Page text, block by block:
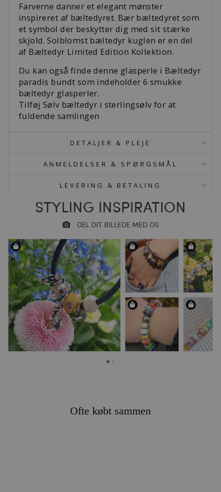
Farverne danner et elegant mønster
inspireret af bæltedyret. Bær bæltedyret som
et symbol der beskytter dig med sit stærke
skjold. Solblomst bæltedyr kuglen er en del
af Bæltedyr Limited Edition Kollektion.
Du kan også finde denne glasperle i Bæltedyr
paradis bundt som indeholder 6 smukke
bæltedyr glasperler.
Tilføj Sølv bæltedyr i sterlingsølv for at
fuldende samlingen
DETALJER & PLEJE
ANMELDELSER & SPØRGSMÅL
LEVERING & BETALING
Ofte købt sammen